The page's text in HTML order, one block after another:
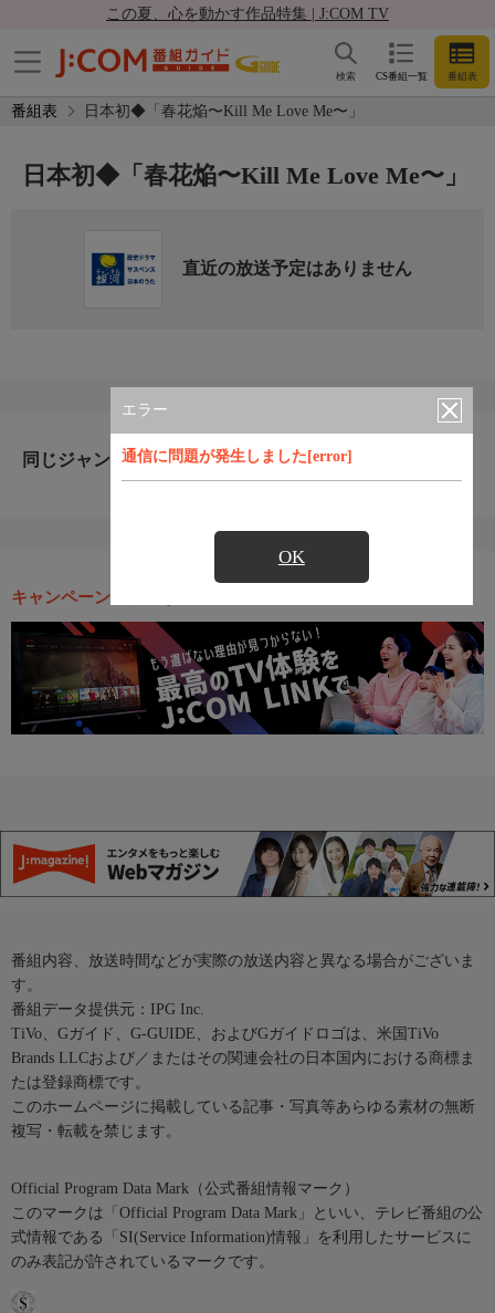
この夏、心を動かす作品特集 | J:COM TV
CS番組一覧 番組表
検索
番組表 日本初◆「春花焔〜Kill Me Love Me〜」
エラー
通信に問題が発生しました[error]
OK
日本初◆「春花焔〜Kill Me Love Me〜」
直近の放送予定はありません
同じジャンルのおすすめ番組
キャンペーン・お得な情報
番組内容、放送時間などが実際の放送内容と異なる場合がございま
す。
番組データ提供元：IPG Inc.
TiVo、Gガイド、G-GUIDE、およびGガイドロゴは、米国TiVo
Brands LLCおよび／またはその関連会社の日本国内における商標ま
たは登録商標です。
このホームページに掲載している記事・写真等あらゆる素材の無断
複写・転載を禁じます。
Official Program Data Mark（公式番組情報マーク）
このマークは「Official Program Data Mark」といい、テレビ番組の公
式情報である「SI(Service Information)情報」を利用したサービスに
のみ表記が許されているマークです。